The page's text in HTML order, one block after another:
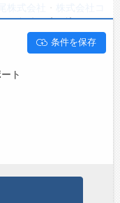
ど)
株式会社
の条件で絞り込みがで
あるジョブズゴーでは
おり、そのうち
ルバイト・パートの求
も可能です。 長野県
転職情報を探してい
てくださいね。
条件を保存
ト